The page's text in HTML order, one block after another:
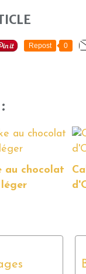
Repost 0
au chocolat